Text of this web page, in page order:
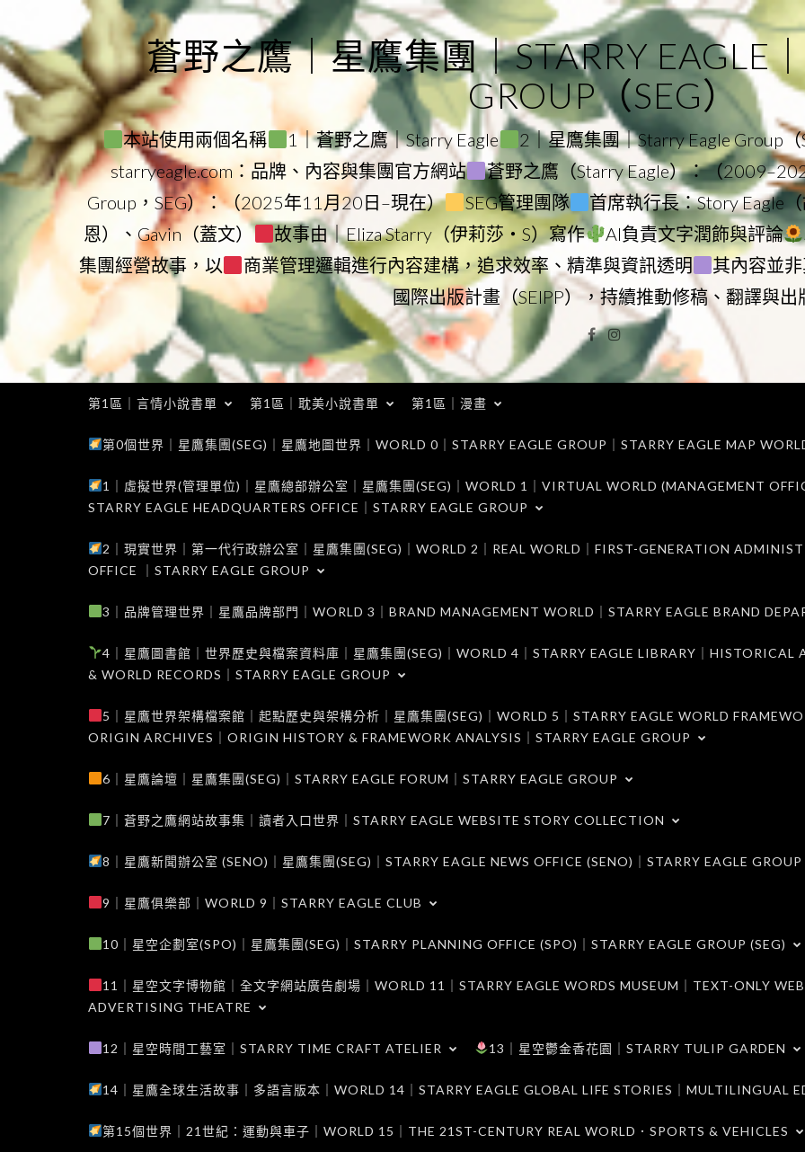
to
content
蒼野之鷹｜星鷹集團｜STARRY EAGLE
GROUP（SEG）
本站使用兩個名稱 1｜蒼野之鷹｜Starry Eagle 2｜星鷹集團｜Starry Eagle Group（
starryeagle.com：品牌、內容與集團官方網站
蒼野之鷹（Starry Eagle）：（
Group，SEG）：（2025年11月20日–現在）
SEG管理團隊 首席執行長：Story Eagle（
恩）、Gavin（蓋文）
故事由｜Eliza Starry（伊莉莎・S）寫作 AI負責文字潤飾與評論
集團經營故事，以
商業管理邏輯進行內容建構，追求效率、精準與資訊透明 其內容並
國際出版計畫（SEIPP），持續推動修稿、翻譯與出
Facebook
Instagram
第1區｜言情小說書單 第1區｜耽美小說書單 第1區｜漫畫
第0個世界｜星鷹集團(SEG)｜星鷹地圖世界｜WORLD 0｜STARRY EAGLE GROUP｜STARRY EAGLE MAP
1｜虛擬世界(管理單位)｜星鷹總部辦公室｜星鷹集團(SEG)｜WORLD 1｜VIRTUAL WORLD (MANAGEMENT
STARRY EAGLE HEADQUARTERS OFFICE｜STARRY EAGLE GROUP
2｜現實世界｜第一代行政辦公室｜星鷹集團(SEG)｜WORLD 2｜REAL WORLD｜FIRST-GENERATION
OFFICE ｜STARRY EAGLE GROUP
3｜品牌管理世界｜星鷹品牌部門｜WORLD 3｜BRAND MANAGEMENT WORLD｜STARRY EAGLE BRAND
4｜星鷹圖書館｜世界歷史與檔案資料庫｜星鷹集團(SEG)｜WORLD 4｜STARRY EAGLE LIBRARY｜HISTORICAL
& WORLD RECORDS｜STARRY EAGLE GROUP
5｜星鷹世界架構檔案館｜起點歷史與架構分析｜星鷹集團(SEG)｜WORLD 5｜STARRY EAGLE WORLD
ORIGIN ARCHIVES｜ORIGIN HISTORY & FRAMEWORK ANALYSIS｜STARRY EAGLE GROUP
6｜星鷹論壇｜星鷹集團(SEG)｜STARRY EAGLE FORUM｜STARRY EAGLE GROUP
7｜蒼野之鷹網站故事集｜讀者入口世界｜STARRY EAGLE WEBSITE STORY COLLECTION
8｜星鷹新聞辦公室 (SENO)｜星鷹集團(SEG)｜STARRY EAGLE NEWS OFFICE (SENO)｜STARRY EAGLE GROUP
9｜星鷹俱樂部｜WORLD 9｜STARRY EAGLE CLUB
10｜星空企劃室(SPO)｜星鷹集團(SEG)｜STARRY PLANNING OFFICE (SPO)｜STARRY EAGLE GROUP (SEG)
11｜星空文字博物館｜全文字網站廣告劇場｜WORLD 11｜STARRY EAGLE WORDS MUSEUM｜TEXT-ONLY
ADVERTISING THEATRE
12｜星空時間工藝室｜STARRY TIME CRAFT ATELIER 13｜星空鬱金香花園｜STARRY TULIP GARDEN
14｜星鷹全球生活故事｜多語言版本｜WORLD 14｜STARRY EAGLE GLOBAL LIFE STORIES｜MULTILINGUAL
第15個世界｜21世紀：運動與車子｜WORLD 15｜THE 21ST-CENTURY REAL WORLD．SPORTS & VEHICLES